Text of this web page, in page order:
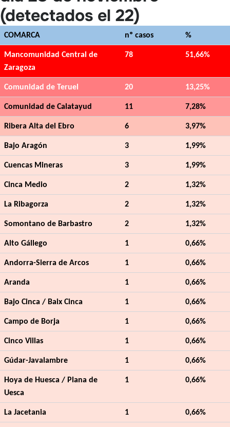
(detectados el 22)
COMARCA nº casos %
Mancomunidad Central de
Zaragoza
78 51,66%
Comunidad de Teruel 20 13,25%
Comunidad de Calatayud 11 7,28%
Ribera Alta del Ebro 6 3,97%
Bajo Aragón 3 1,99%
Cuencas Mineras 3 1,99%
Cinca Medio 2 1,32%
La Ribagorza 2 1,32%
Somontano de Barbastro 2 1,32%
Alto Gállego 1 0,66%
Andorra-Sierra de Arcos 1 0,66%
Aranda 1 0,66%
Bajo Cinca / Baix Cinca 1 0,66%
Campo de Borja 1 0,66%
Cinco Villas 1 0,66%
Gúdar-Javalambre 1 0,66%
Hoya de Huesca / Plana de
Uesca
1 0,66%
La Jacetania 1 0,66%